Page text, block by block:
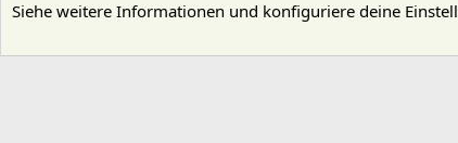
Siehe weitere Informationen und konfiguriere deine